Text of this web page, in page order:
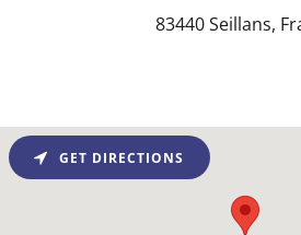
83440 Seillans,
GET DIRECTIONS